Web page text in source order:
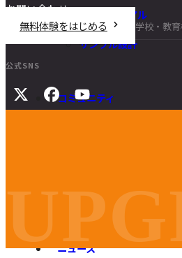
チュートリアル
DIY講座
サンプル設計
コミュニティ
旧バージョンダウンロ
ニュース
お問い合わせ
無料体験をはじめる
学校・教
公式SNS